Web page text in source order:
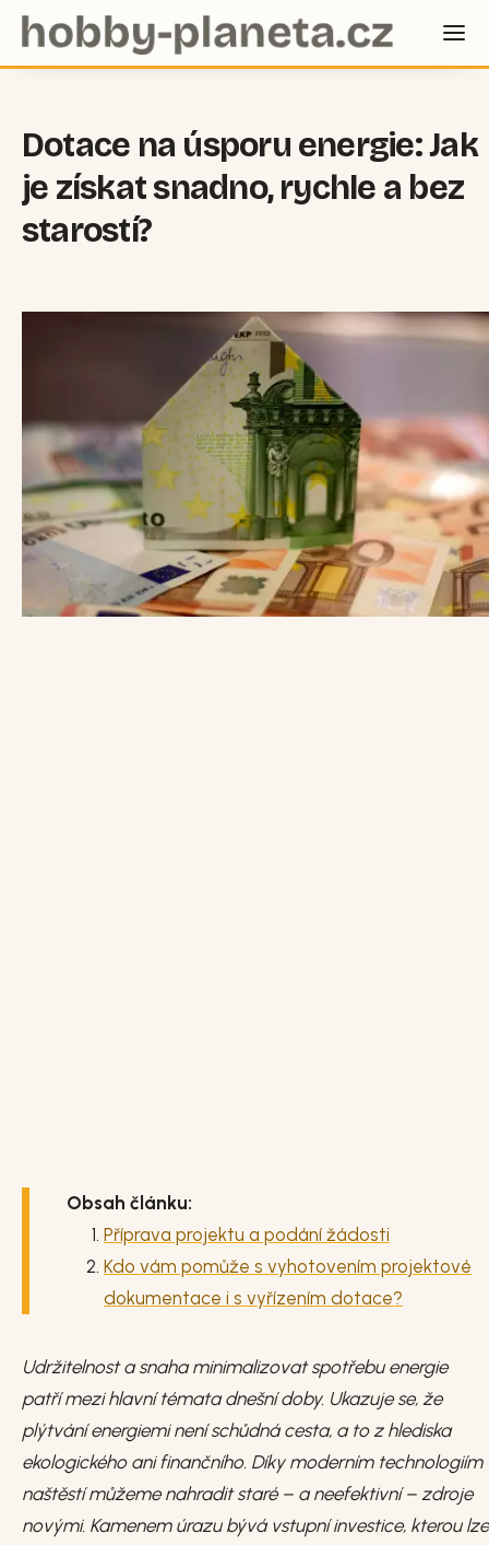
Dotace na úsporu energie: Jak
je získat snadno, rychle a bez
starostí?
Obsah článku:
Příprava projektu a podání žádosti
Kdo vám pomůže s vyhotovením projektové
dokumentace i s vyřízením dotace?
Udržitelnost a snaha minimalizovat spotřebu energie
patří mezi hlavní témata dnešní doby. Ukazuje se, že
plýtvání energiemi není schůdná cesta, a to z hlediska
ekologického ani finančního. Díky moderním technologiím
naštěstí můžeme nahradit staré – a neefektivní – zdroje
novými. Kamenem úrazu bývá vstupní investice, kterou lze